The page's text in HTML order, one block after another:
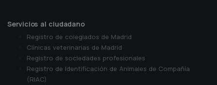
Servicios al ciudadano
Registro de colegiados de Madrid
Clínicas veterinarias de Madrid
Registro de sociedades profesionales
Registro de Identificación de Animales de Compañía
(RIAC)